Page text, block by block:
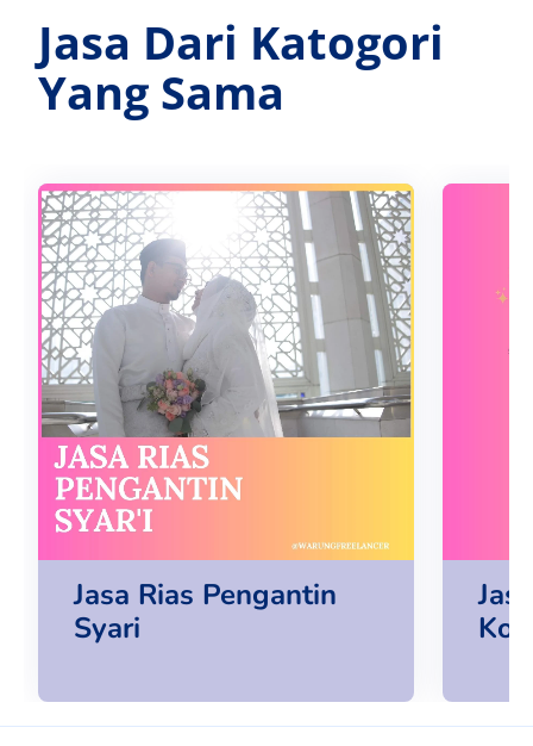
Jasa Dari Katogori
Yang Sama
Jasa Rias Pengantin
Syari